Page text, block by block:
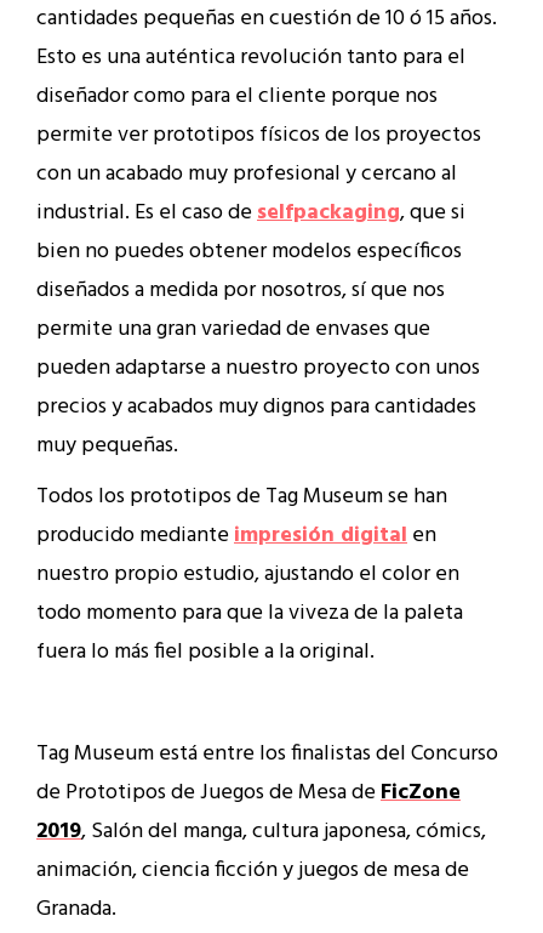
cantidades pequeñas en cuestión de 10 ó 15 años.
Esto es una auténtica revolución tanto para el
diseñador como para el cliente porque nos
permite ver prototipos físicos de los proyectos
con un acabado muy profesional y cercano al
industrial. Es el caso deselfpackaging, que si
bien no puedes obtener modelos específicos
diseñados a medida por nosotros, sí que nos
permite una gran variedad de envases que
pueden adaptarse a nuestro proyecto con unos
precios y acabados muy dignos para cantidades
muy pequeñas.
Todos los prototipos de Tag Museum se han
producido medianteimpresión digitalen
nuestro propio estudio, ajustando el color en
todo momento para que la viveza de la paleta
fuera lo más fiel posible a la original.
Tag Museum está entre los finalistas del Concurso
de Prototipos de Juegos de Mesa deFicZone
2019, Salón del manga, cultura japonesa, cómics,
animación, ciencia ficción y juegos de mesa de
Granada.